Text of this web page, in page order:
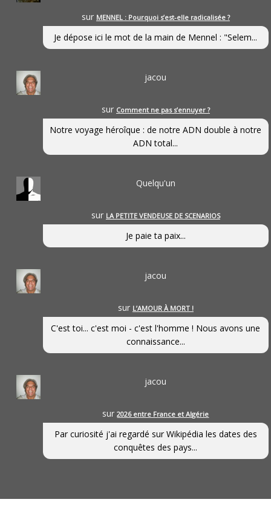
sur MENNEL : Pourquoi s’est-elle radicalisée ?
Je dépose ici le mot de la main de Mennel : "Selem...
jacou
sur Comment ne pas s’ennuyer ?
Notre voyage héroîque : de notre ADN double à notre
ADN total...
Quelqu'un
sur LA PETITE VENDEUSE DE SCENARIOS
Je paie ta paix...
jacou
sur L’AMOUR À MORT !
C'est toi... c'est moi - c'est l'homme ! Nous avons une
connaissance...
jacou
sur2026 entre France et Algérie
Par curiosité j'ai regardé sur Wikipédia les dates des
conquêtes des pays...